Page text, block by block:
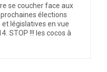
se coucher face aux
élections
législatives en vue
STOP !!! les cocos à